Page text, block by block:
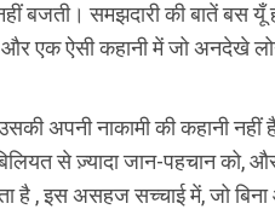
बजती। समझदारी की बातें
एक ऐसी कहानी में जो अनदेखे
अपनी नाकामी की कहानी
से ज़्यादा जान-पहचान को,
है , इस असहज सच्चाई में, जो